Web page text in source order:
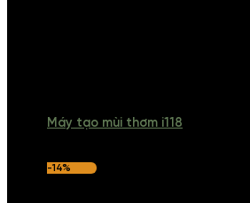
Máy tạo mùi thơm i118
-14%